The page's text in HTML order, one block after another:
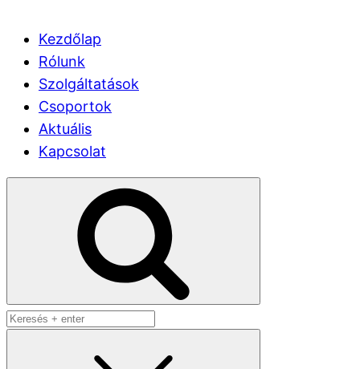
Kezdőlap
Rólunk
Szolgáltatások
Csoportok
Aktuális
Kapcsolat
Keresés: